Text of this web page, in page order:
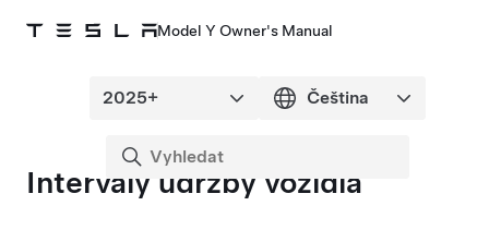
Model Y Owner's Manual
Intervaly údržby vozidla